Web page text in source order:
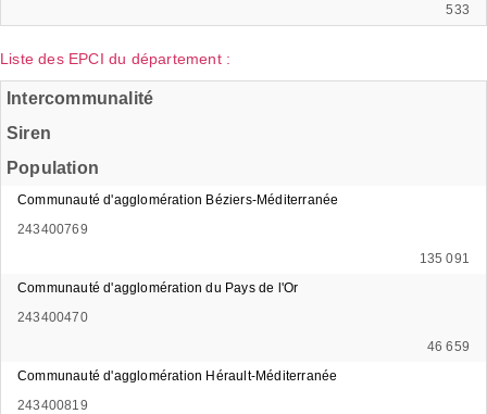
533
Liste des EPCI du département :
Intercommunalité
Siren
Population
Communauté d'agglomération Béziers-Méditerranée
243400769
135 091
Communauté d'agglomération du Pays de l'Or
243400470
46 659
Communauté d'agglomération Hérault-Méditerranée
243400819